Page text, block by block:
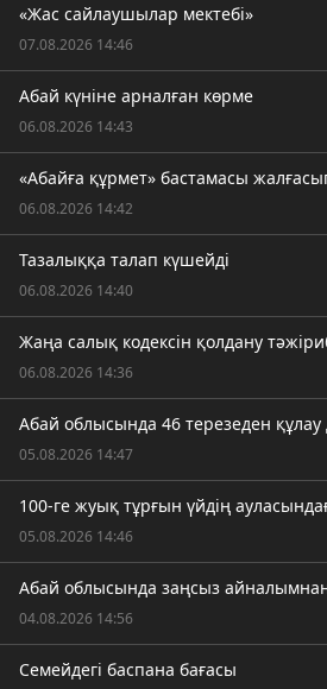
«Жас сайлаушылар мектебі»
07.08.2026 14:46
Абай күніне арналған көрме
06.08.2026 14:43
«Абайға құрмет» бастамасы
06.08.2026 14:42
Тазалыққа талап күшейді
06.08.2026 14:40
Жаңа салық кодексін қолдану
06.08.2026 14:36
Абай облысында 46 терезеден құлау
05.08.2026 14:47
100-ге жуық тұрғын үйдің
05.08.2026 14:46
Абай облысында заңсыз айналымнан
04.08.2026 14:56
Семейдегі баспана бағасы